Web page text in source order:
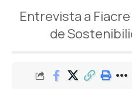
Entrevista a
de